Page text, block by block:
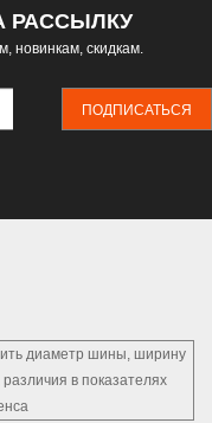
РАССЫЛКУ
новинкам, скидкам.
ПОДПИСАТЬСЯ
диаметр шины, ширину
в показателях